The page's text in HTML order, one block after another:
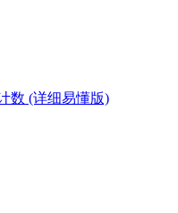
数 (详细易懂版)